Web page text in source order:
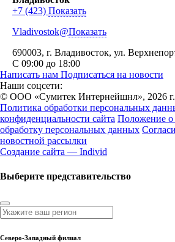
+7 (423) Показать
Vladivostok@Показать
690003, г. Владивосток, ул.
С 09:00 до 18:00
Написать нам Подписаться на новости
Наши соцсети:
© ООО «Сумитек Интернейшнл», 2026 г.
Политика обработки персональных
конфиденциальности сайта Положение о
обработку персональных данных
новостной рассылки
Создание сайта — Individ
Выберите представительство
Северо-Западный филиал